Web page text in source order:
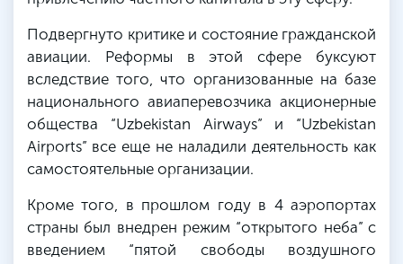
Подвергнуто критике и состояние гражданской
авиации. Реформы в этой сфере буксуют
вследствие того, что организованные на базе
национального авиаперевозчика акционерные
общества “Uzbekistan Airways” и “Uzbekistan
Airports” все еще не наладили деятельность как
самостоятельные организации.
Кроме того, в прошлом году в 4 аэропортах
страны был внедрен режим “открытого неба” с
введением “пятой свободы воздушного